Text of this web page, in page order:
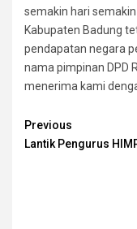
semakin hari
Kabupaten Badung
pendapatan negara
nama pimpinan DPD
menerima kami
Continue
Reading
Previous
Lantik Pengurus